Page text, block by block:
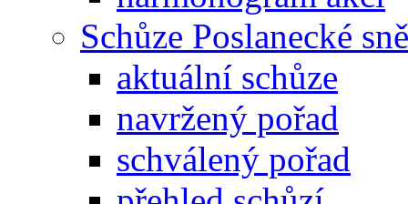
Schůze Poslanecké
aktuální schůze
navržený pořad
schválený pořad